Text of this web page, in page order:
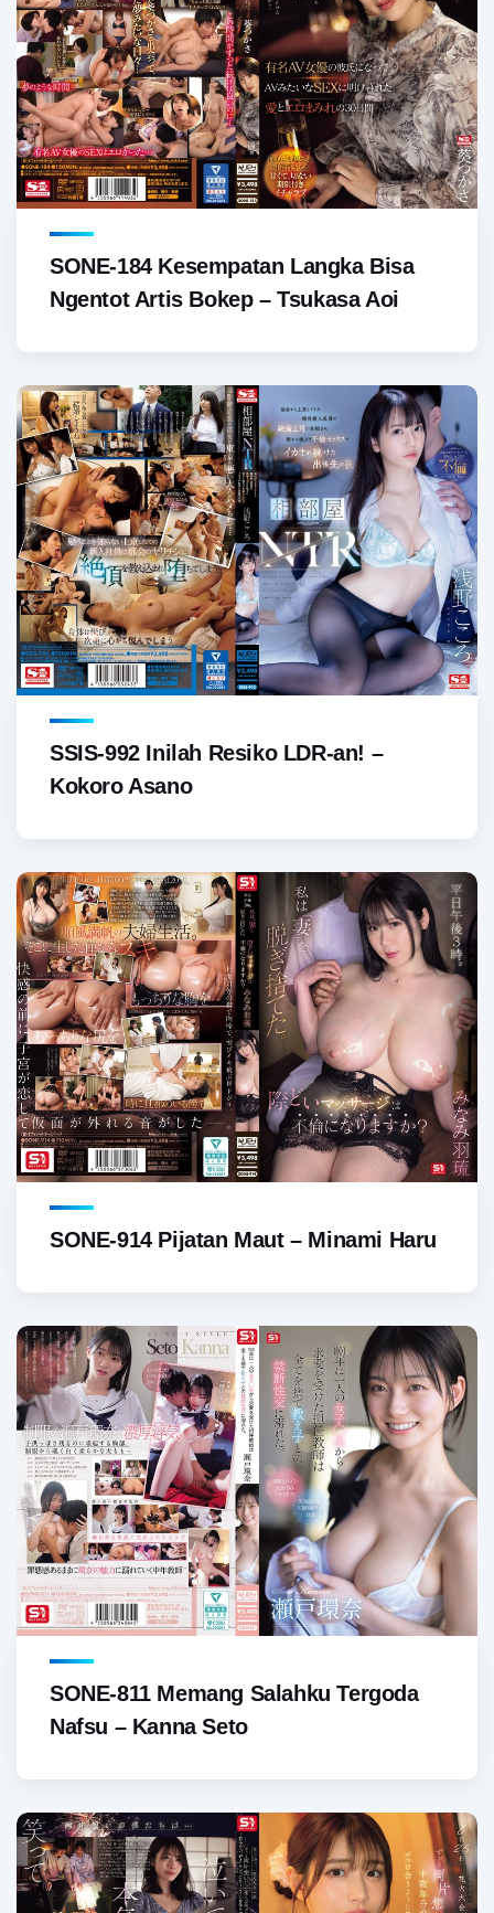
SONE-184 Kesempatan Langka Bisa
Ngentot Artis Bokep – Tsukasa Aoi
SSIS-992 Inilah Resiko LDR-an! –
Kokoro Asano
SONE-914 Pijatan Maut – Minami Haru
SONE-811 Memang Salahku Tergoda
Nafsu – Kanna Seto